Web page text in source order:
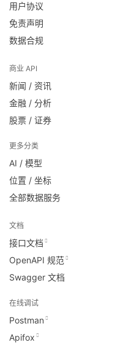
用户协议
免责声明
数据合规
商业 API
新闻 / 资讯
金融 / 分析
股票 / 证券
更多分类
AI / 模型
位置 / 坐标
全部数据服务
文档
接口文档
OpenAPI 规范
Swagger 文档
在线调试
Postman
Apifox